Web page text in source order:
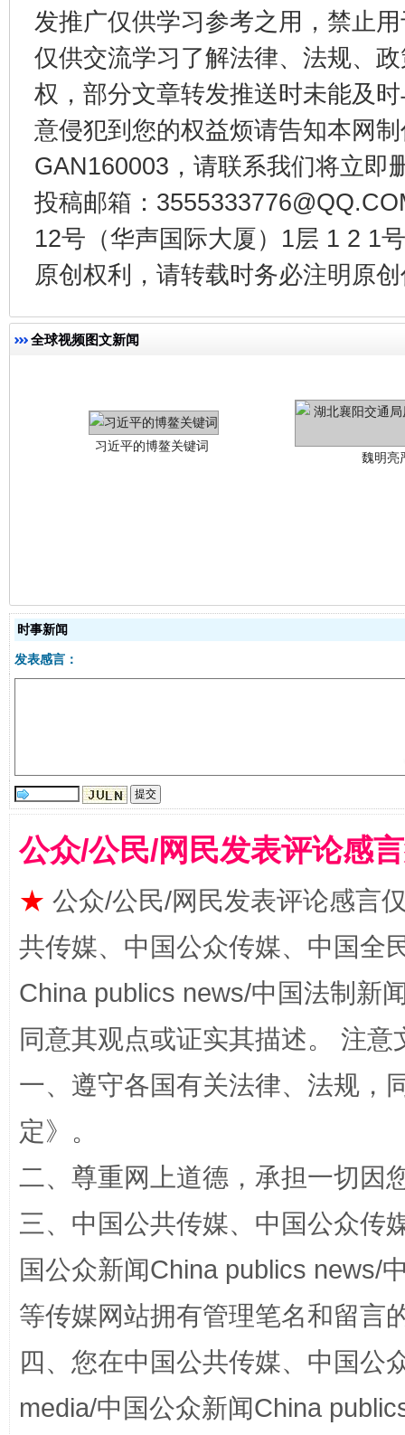
发推广仅供学习参考之用，禁止
仅供交流学习了解法律、法规、
权，部分文章转发推送时未能及
意侵犯到您的权益烦请告知本网
GAN160003，请联系我们将立即
投稿邮箱：
12号（华声国际大厦）1层 1 2 1
原创权利，请转载时务必注明原
全球视频图文新闻
在谋一域中谋全局
“刷贴”乱象丛生
揭批美国五大"原罪" "炒
解纷+调解+退费，一次搞定
站台名比不上好声名
时事新闻
发表感言：
公众/公民/网民发表评论感
★ 公众/公民/网民发表评论感言
共传媒、中国公众传媒、中国全
China publics news/中国法制新
同意其观点或证实其描述。 注
一、遵守各国有关法律、法规，
定》。
二、尊重网上道德，承担一切因
三、中国公共传媒、中国公众传
国公众新闻China publics news/
等传媒网站拥有管理笔名和留言
四、您在中国公共传媒、中国公
media/中国公众新闻China